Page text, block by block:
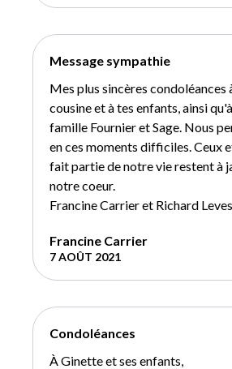
Message sympathie
Mes plus sincères condoléances
cousine et à tes enfants, ainsi
famille Fournier et Sage. Nous
en ces moments difficiles. Ceux
fait partie de notre vie restent à
notre coeur.
Francine Carrier et Richard
Francine Carrier
7 AOÛT 2021
Condoléances
À Ginette et ses enfants,